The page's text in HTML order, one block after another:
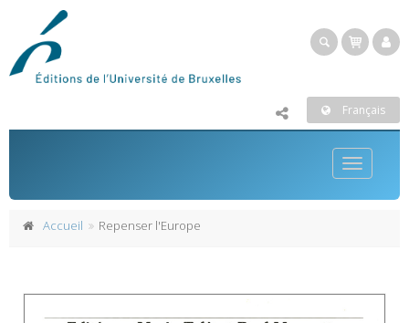
Français
Toggle
Accueil Repenser l'Europe